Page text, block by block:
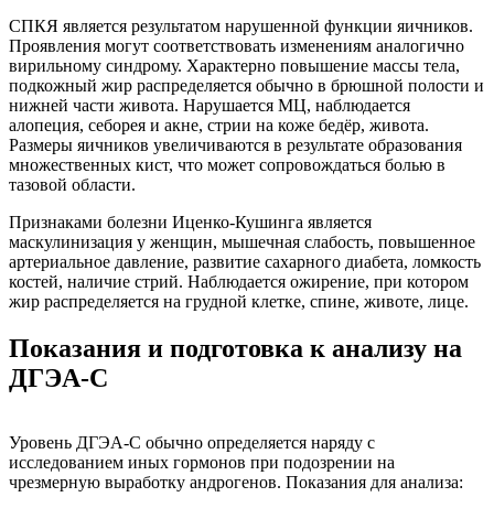
СПКЯ является результатом нарушенной функции яичников.
Проявления могут соответствовать изменениям аналогично
вирильному синдрому. Характерно повышение массы тела,
подкожный жир распределяется обычно в брюшной полости и
нижней части живота. Нарушается МЦ, наблюдается
алопеция, себорея и акне, стрии на коже бедёр, живота.
Размеры яичников увеличиваются в результате образования
множественных кист, что может сопровождаться болью в
тазовой области.
Признаками болезни Иценко-Кушинга является
маскулинизация у женщин, мышечная слабость, повышенное
артериальное давление, развитие сахарного диабета, ломкость
костей, наличие стрий. Наблюдается ожирение, при котором
жир распределяется на грудной клетке, спине, животе, лице.
Показания и подготовка к анализу на
ДГЭА-С
Уровень ДГЭА-С обычно определяется наряду с
исследованием иных гормонов при подозрении на
чрезмерную выработку андрогенов. Показания для анализа: